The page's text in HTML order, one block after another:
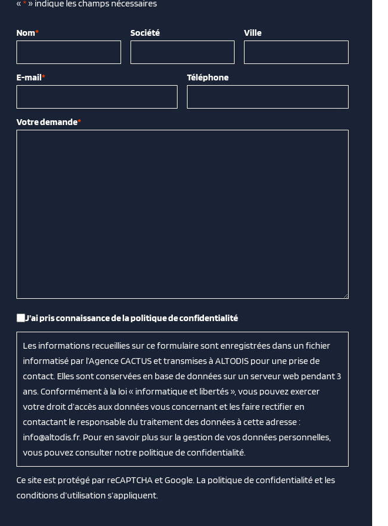
« *» indique les champs nécessaires
Nom* Société Ville
E-mail* Téléphone
Votre demande*
RGPD
J’ai pris connaissance de la politique de confidentialité
Les informations recueillies sur ce formulaire sont enregistrées dans un fichier
informatisé par l’Agence CACTUS et transmises à ALTODIS pour une prise de
contact. Elles sont conservées en base de données sur un serveur web pendant 3
ans. Conformément à la loi « informatique et libertés », vous pouvez exercer
votre droit d’accès aux données vous concernant et les faire rectifier en
contactant le responsable du traitement des données à cette adresse :
info@altodis.fr. Pour en savoir plus sur la gestion de vos données personnelles,
vous pouvez consulter notre politique de confidentialité.
Ce site est protégé par reCAPTCHA et Google. La politique de confidentialitéet les
conditions d’utilisation s’appliquent.